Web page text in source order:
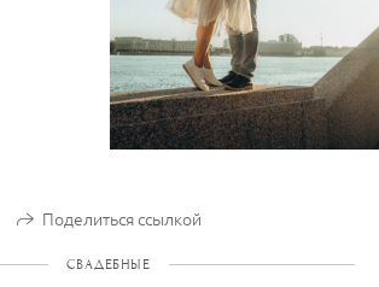
Поделиться ссылкой
СВАДЕБНЫЕ